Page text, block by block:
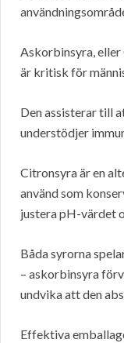
Askorbinsyra, eller
är kritisk för
Den assisterar till
understödjer
Citronsyra är en
använd som
justera pH-värdet
Båda syrorna
– askorbinsyra
undvika att den
Effektiva